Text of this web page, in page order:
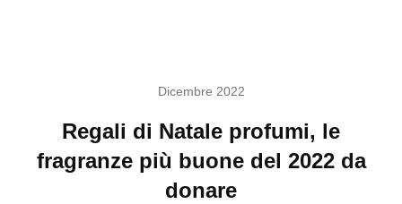
Dicembre 2022
Regali di Natale profumi, le
fragranze più buone del 2022 da
donare